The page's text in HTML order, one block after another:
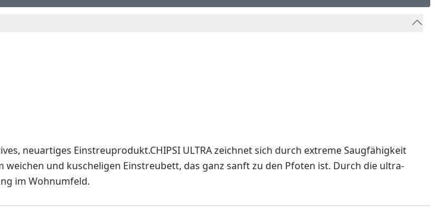
neuartiges Einstreuprodukt.CHIPSI ULTRA zeichnet sich durch extreme Saugfähigkeit
und kuscheligen Einstreubett, das ganz sanft zu den Pfoten ist. Durch die ultra-
im Wohnumfeld.